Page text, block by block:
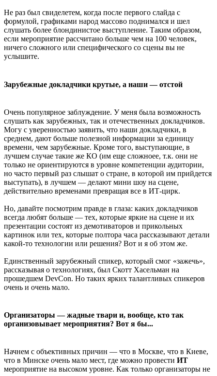
Не раз был свиделетем, когда после первого слайда с
формулой, графиками народ массово поднимался и шел
слушать более блондинистое выступление. Таким образом,
если мероприятие рассчитано больше чем на 100 человек,
ничего сложного или специфического со сцены вы не
услышите.
Зарубежные докладчики крутые, а наши — отстой
Очень популярное заблуждение. У меня была возможность
слушать как зарубежных, так и отечественных докладчиков.
Могу с уверенностью заявить, что наши докладчики, в
среднем, дают больше полезной информации за единицу
времени, чем зарубежные. Кроме того, выступающие, в
лучшем случае такие же КО (им еще сложноее, т.к. они не
только не ориентируются в уровне компетенции аудитории,
но часто первый раз слышат о стране, в которой им прийдется
выступать), в лучшем — делают мини шоу на сцене,
действительно временами превращая все в ИТ-цирк.
Но, давайте посмотрим правде в глаза: каких докладчиков
всегда любят больше — тех, которые яркие на сцене и их
презентации состоят из демотиваторов и прикольных
картинок или тех, которые полтора часа рассказывают детали
какой-то технологии или решения? Вот и я об этом же.
Единственный зарубежный спикер, который смог «зажечь»,
рассказывая о технологиях, был Скотт Хасельман на
прошедшем DevCon. Но таких ярких талантливых спикеров
очень и очень мало.
Организаторы — жадные твари и, вообще, кто так
организовывает мероприятия? Вот я бы...
Начнем с объективных причин — что в Москве, что в Киеве,
что в Минске очень мало мест, где можно провести ИТ
мероприятие на высоком уровне. Как только организаторы не